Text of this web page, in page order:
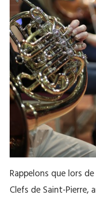
Rappelons que lors
Clefs de Saint-Pierre,